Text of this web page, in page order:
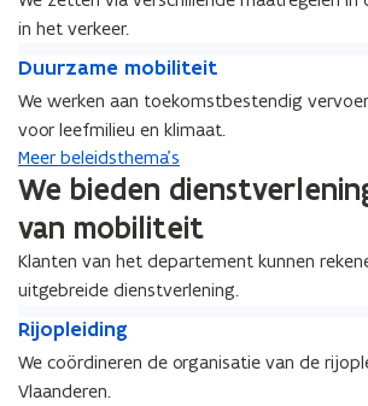
w
v
i
s
i
e
o
p
m
o
i
l
i
u
w
e
v
s
i
e
o
p
m
o
b
i
l
i
k
e
r
s
v
e
l
i
g
e
i
d
r
k
e
e
s
v
e
i
i
g
h
e
i
d
in het verkeer.
u
u
r
z
a
m
e
m
o
i
l
i
Duurzame mobiliteit
D
u
r
z
a
m
e
m
o
b
i
l
i
We werken aan toekomstbestendig
voor leefmilieu en klimaat.
Meer beleidsthema's
We bieden
van mobiliteit
Klanten van het departement kunnen
uitgebreide dienstverlening.
i
j
o
Rijopleiding
R
iWe coördineren de organisatie van de
Vlaanderen.